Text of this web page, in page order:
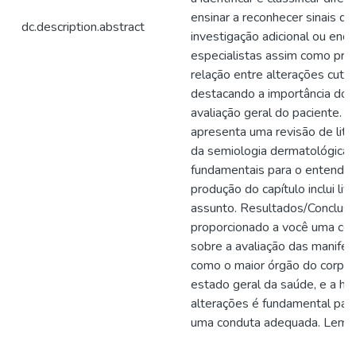
dc.description.abstract
ensinar a reconhecer sinais
investigação adicional ou
especialistas assim como
relação entre alterações
destacando a importância do
avaliação geral do paciente.
apresenta uma revisão de
da semiologia
fundamentais para o
produção do capítulo inclui
assunto. Resultados/
proporcionado a você uma
sobre a avaliação das
como o maior órgão do
estado geral da saúde, e a
alterações é fundamental
uma conduta adequada.